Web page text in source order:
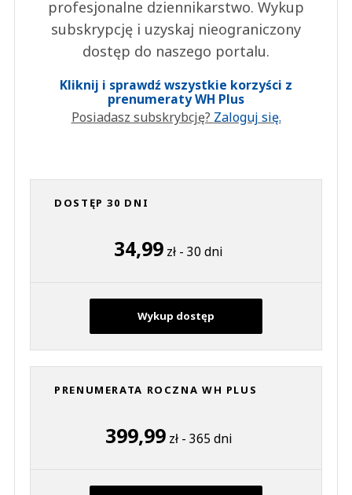
profesjonalne dziennikarstwo. Wykup
subskrypcję i uzyskaj nieograniczony
dostęp do naszego portalu.
Kliknij i sprawdź wszystkie korzyści z
prenumeraty WH Plus
Posiadasz subskrybcję? Zaloguj się.
DOSTĘP 30 DNI
34,99 zł - 30 dni
Wykup dostęp
PRENUMERATA ROCZNA WH PLUS
399,99zł - 365 dni